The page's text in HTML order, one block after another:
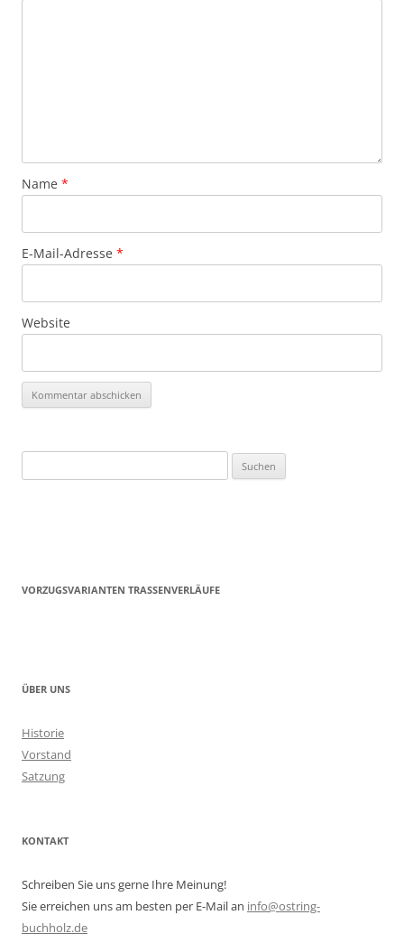
Name *
E-Mail-Adresse *
Website
nach:
VORZUGSVARIANTEN TRASSENVERLÄUFE
ÜBER UNS
Historie
Vorstand
Satzung
KONTAKT
Schreiben Sie uns gerne Ihre Meinung!
Sie erreichen uns am besten per E-Mail an info@ostring-
buchholz.de